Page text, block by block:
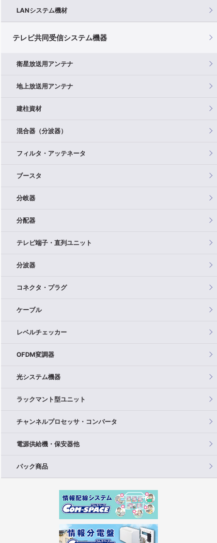
LANシステム機材
テレビ共同受信システム機器
衛星放送用アンテナ
地上放送用アンテナ
建柱資材
混合器（分波器）
フィルタ・アッテネータ
ブースタ
分岐器
分配器
テレビ端子・直列ユニット
分波器
コネクタ・プラグ
ケーブル
レベルチェッカー
OFDM変調器
光システム機器
ラックマント型ユニット
チャンネルプロセッサ・コンバータ
電源供給機・保安器他
パック商品